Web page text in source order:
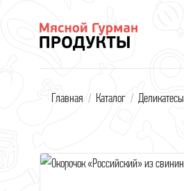
Главная / Каталог / Деликатесы